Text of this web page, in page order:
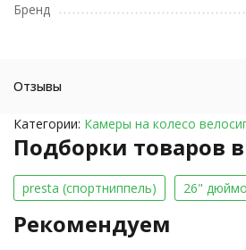
Бренд
Отзывы
Категории: Камеры на колесо
Подборки товаров
presta (спортниппель) 26"
Рекомендуем